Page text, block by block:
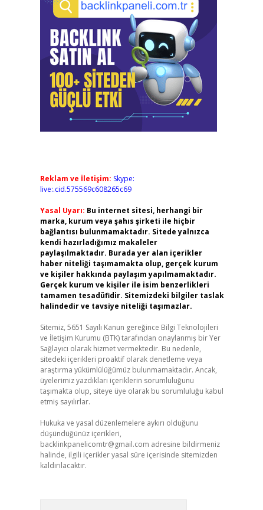
Reklam ve İletişim: Skype:
live:.cid.575569c608265c69
Yasal Uyarı: Bu internet sitesi, herhangi bir
marka, kurum veya şahıs şirketi ile hiçbir
bağlantısı bulunmamaktadır. Sitede yalnızca
kendi hazırladığımız makaleler
paylaşılmaktadır. Burada yer alan içerikler
haber niteliği taşımamakta olup, gerçek kurum
ve kişiler hakkında paylaşım yapılmamaktadır.
Gerçek kurum ve kişiler ile isim benzerlikleri
tamamen tesadüfidir. Sitemizdeki bilgiler taslak
halindedir ve tavsiye niteliği taşımazlar.
Sitemiz, 5651 Sayılı Kanun gereğince Bilgi Teknolojileri
ve İletişim Kurumu (BTK) tarafından onaylanmış bir Yer
Sağlayıcı olarak hizmet vermektedir. Bu nedenle,
sitedeki içerikleri proaktif olarak denetleme veya
araştırma yükümlülüğümüz bulunmamaktadır. Ancak,
üyelerimiz yazdıkları içeriklerin sorumluluğunu
taşımakta olup, siteye üye olarak bu sorumluluğu kabul
etmiş sayılırlar.
Hukuka ve yasal düzenlemelere aykırı olduğunu
düşündüğünüz içerikleri,
backlinkpanelicomtr@gmail.com adresine bildirmeniz
halinde, ilgili içerikler yasal süre içerisinde sitemizden
kaldırılacaktır.